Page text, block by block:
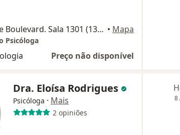
Edifício Village Boulevard. Sala 1301 (13º andar, Av. Senador Lemos, 445 - Umarizal, Belém do Pará • Mapa
Psicóloga
Preço não disponível
Dra. Eloísa Rodrigues
Psicóloga · Mais
2 opiniões
8